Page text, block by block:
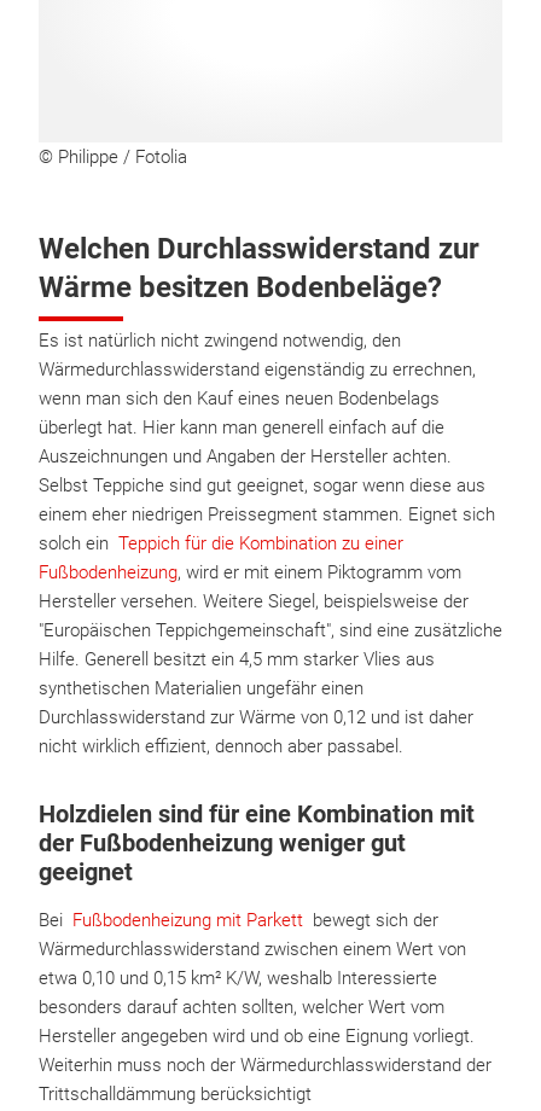
© Philippe / Fotolia
Welchen Durchlasswiderstand zur
Wärme besitzen Bodenbeläge?
Es ist natürlich nicht zwingend notwendig, den
Wärmedurchlasswiderstand eigenständig zu errechnen,
wenn man sich den Kauf eines neuen Bodenbelags
überlegt hat. Hier kann man generell einfach auf die
Auszeichnungen und Angaben der Hersteller achten.
Selbst Teppiche sind gut geeignet, sogar wenn diese aus
einem eher niedrigen Preissegment stammen. Eignet sich
solch ein Teppich für die Kombination zu einer
Fußbodenheizung, wird er mit einem Piktogramm vom
Hersteller versehen. Weitere Siegel, beispielsweise der
"Europäischen Teppichgemeinschaft", sind eine zusätzliche
Hilfe. Generell besitzt ein 4,5 mm starker Vlies aus
synthetischen Materialien ungefähr einen
Durchlasswiderstand zur Wärme von 0,12 und ist daher
nicht wirklich effizient, dennoch aber passabel.
Holzdielen sind für eine Kombination mit
der Fußbodenheizung weniger gut
geeignet
Bei Fußbodenheizung mit Parkett bewegt sich der
Wärmedurchlasswiderstand zwischen einem Wert von
etwa 0,10 und 0,15 km² K/W, weshalb Interessierte
besonders darauf achten sollten, welcher Wert vom
Hersteller angegeben wird und ob eine Eignung vorliegt.
Weiterhin muss noch der Wärmedurchlasswiderstand der
Trittschalldämmung berücksichtigt